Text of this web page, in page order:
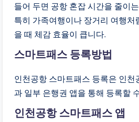
들어 두면 공항 혼잡 시간을 줄이
특히 가족여행이나 장거리 여행처
을 때 체감 효율이 큽니다.
스마트패스 등록방법
인천공항 스마트패스 등록은 인천
과 일부 은행권 앱을 통해 등록할
인천공항 스마트패스 앱